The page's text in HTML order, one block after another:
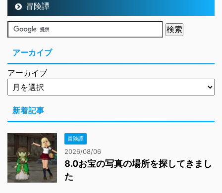
冒険譚
アーカイブ
アーカイブ
新着記事
冒険譚
2026/08/06
8.0お宝の写真の場所を探してきまし
た